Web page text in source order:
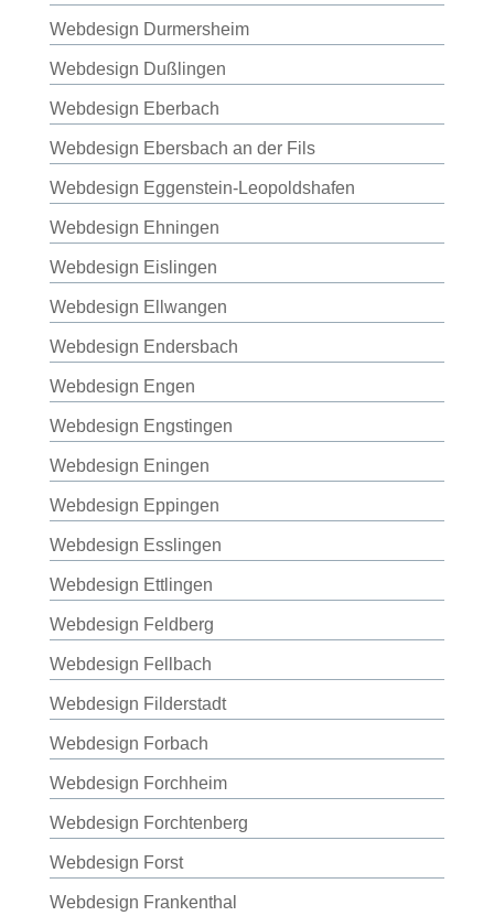
Webdesign Durmersheim
Webdesign Dußlingen
Webdesign Eberbach
Webdesign Ebersbach an der Fils
Webdesign Eggenstein-Leopoldshafen
Webdesign Ehningen
Webdesign Eislingen
Webdesign Ellwangen
Webdesign Endersbach
Webdesign Engen
Webdesign Engstingen
Webdesign Eningen
Webdesign Eppingen
Webdesign Esslingen
Webdesign Ettlingen
Webdesign Feldberg
Webdesign Fellbach
Webdesign Filderstadt
Webdesign Forbach
Webdesign Forchheim
Webdesign Forchtenberg
Webdesign Forst
Webdesign Frankenthal